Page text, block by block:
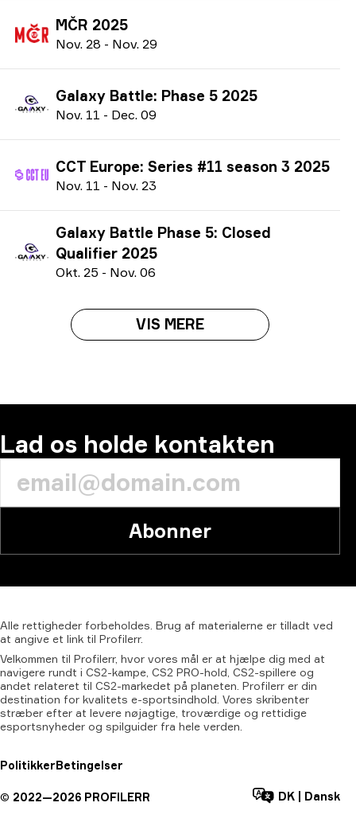
MČR 2025
Nov. 28 - Nov. 29
Galaxy Battle: Phase 5 2025
Nov. 11 - Dec. 09
CCT Europe: Series #11 season 3 2025
Nov. 11 - Nov. 23
Galaxy Battle Phase 5: Closed
Qualifier 2025
Okt. 25 - Nov. 06
VIS MERE
Lad os holde kontakten
Abonner
Alle rettigheder forbeholdes. Brug af materialerne er tilladt ved
at angive et link til Profilerr.
Velkommen til Profilerr, hvor vores mål er at hjælpe dig med at
navigere rundt i CS2-kampe, CS2 PRO-hold, CS2-spillere og
andet relateret til CS2-markedet på planeten. Profilerr er din
destination for kvalitets e-sportsindhold. Vores skribenter
stræber efter at levere nøjagtige, troværdige og rettidige
esportsnyheder og spilguider fra hele verden.
PolitikkerBetingelser
© 2022—2026 PROFILERR DK Dansk